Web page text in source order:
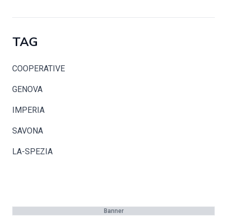
TAG
COOPERATIVE
GENOVA
IMPERIA
SAVONA
LA-SPEZIA
Banner